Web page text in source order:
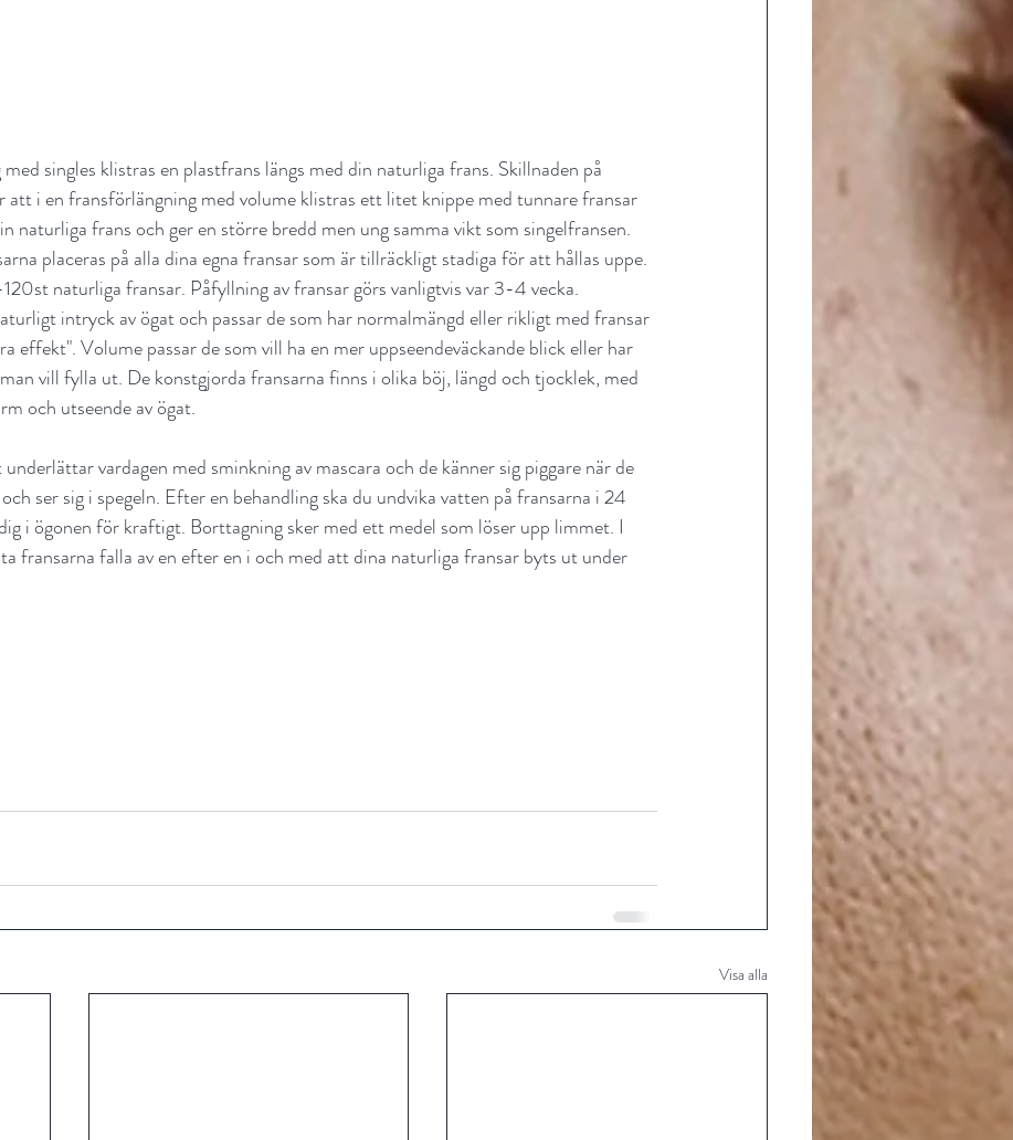
singles klistras en plastfrans längs med din naturliga frans. Skillnaden på
att i en fransförlängning med volume klistras ett litet knippe med tunnare fransar
naturliga frans och ger en större bredd men ung samma vikt som singelfransen.
placeras på alla dina egna fransar som är tillräckligt stadiga för att hållas uppe.
naturliga fransar. Påfyllning av fransar görs vanligtvis var 3-4 vecka.
intryck av ögat och passar de som har normalmängd eller rikligt med fransar
effekt". Volume passar de som vill ha en mer uppseendeväckande blick eller har
vill fylla ut. De konstgjorda fransarna finns i olika böj, längd och tjocklek, med
och utseende av ögat.
vardagen med sminkning av mascara och de känner sig piggare när de
ser sig i spegeln. Efter en behandling ska du undvika vatten på fransarna i 24
i ögonen för kraftigt. Borttagning sker med ett medel som löser upp limmet. I
fransarna falla av en efter en i och med att dina naturliga fransar byts ut under
Visa alla